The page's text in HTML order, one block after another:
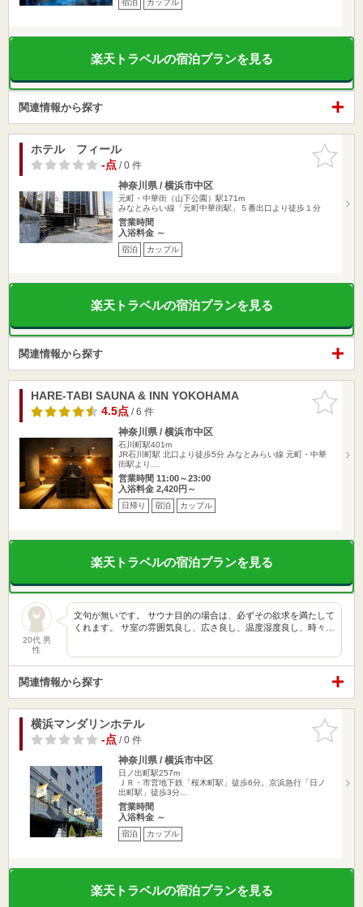
楽天トラベルの宿泊プランを見る
関連情報から探す
お気に入
りに追加
ホテル フィール
-点/ 0 件
神奈川県 / 横浜市中区
元町・中華街（山下公園）駅171m
みなとみらい線「元町中華街駅」５番出口より徒歩１分
営業時間
入浴料金 ～
宿泊 カップル
楽天トラベルの宿泊プランを見る
関連情報から探す
お気に入
りに追加
HARE-TABI SAUNA & INN YOKOHAMA
4.5点/ 6 件
神奈川県 / 横浜市中区
石川町駅401m
JR石川町駅 北口より徒歩5分 みなとみらい線 元町・中華
街駅より…
営業時間 11:00～23:00
入浴料金 2,420円～
日帰り 宿泊 カップル
楽天トラベルの宿泊プランを見る
20代 男
性
文句が無いです。 サウナ目的の場合は、必ずその欲求を満たして
くれます。 サ室の雰囲気良し、広さ良し、温度湿度良し、時々…
関連情報から探す
お気に入
りに追加
横浜マンダリンホテル
-点/ 0 件
神奈川県 / 横浜市中区
日ノ出町駅257m
ＪＲ・市営地下鉄「桜木町駅」徒歩6分。京浜急行「日ノ
出町駅」徒歩3分…
営業時間
入浴料金 ～
宿泊 カップル
楽天トラベルの宿泊プランを見る